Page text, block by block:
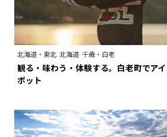
北海道・東北 北海道 千歳・白老
観る・味わう・体験する。白老町でア
ポット